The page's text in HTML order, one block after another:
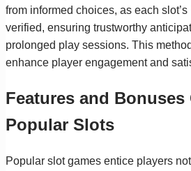
from informed choices, as each
verified, ensuring trustworthy
prolonged play sessions. This
enhance player engagement and
Features and Bonuses
Popular Slots
Popular slot games entice players